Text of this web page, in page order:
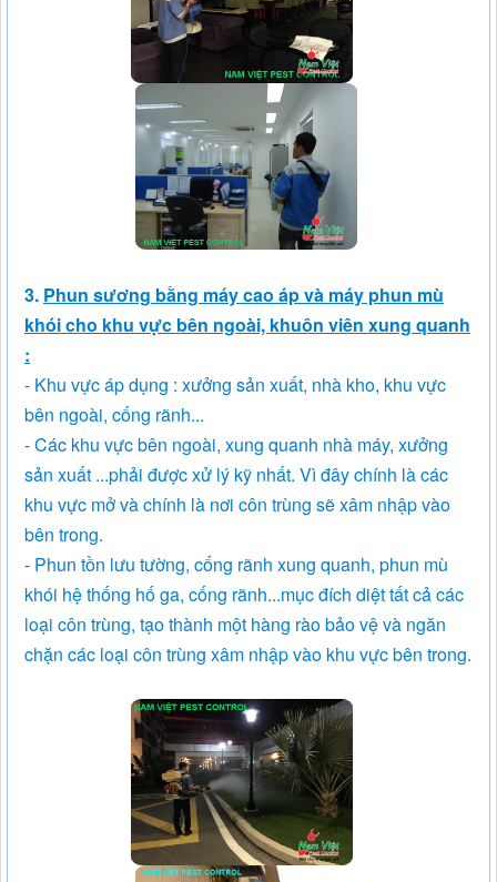
3. Phun sương bằng máy cao áp và máy phun mù
khói cho khu vực bên ngoài, khuôn viên xung quanh
:
- Khu vực áp dụng : xưởng sản xuất, nhà kho, khu vực
bên ngoài, cống rãnh...
- Các khu vực bên ngoài, xung quanh nhà máy, xưởng
sản xuất ...phải được xử lý kỹ nhất. Vì đây chính là các
khu vực mở và chính là nơi côn trùng sẽ xâm nhập vào
bên trong.
- Phun tồn lưu tường, cống rãnh xung quanh, phun mù
khói hệ thống hố ga, cống rãnh...mục đích diệt tất cả các
loại côn trùng, tạo thành một hàng rào bảo vệ và ngăn
chặn các loại côn trùng xâm nhập vào khu vực bên trong.